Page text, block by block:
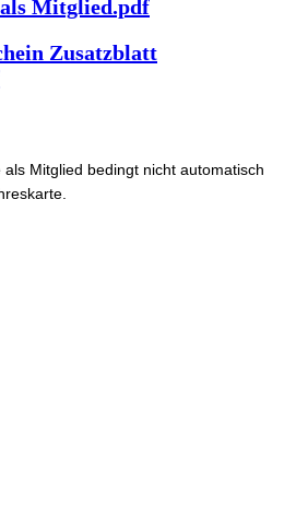
Mitglied.pdf
Zusatzblatt
als Mitglied bedingt nicht automatisch